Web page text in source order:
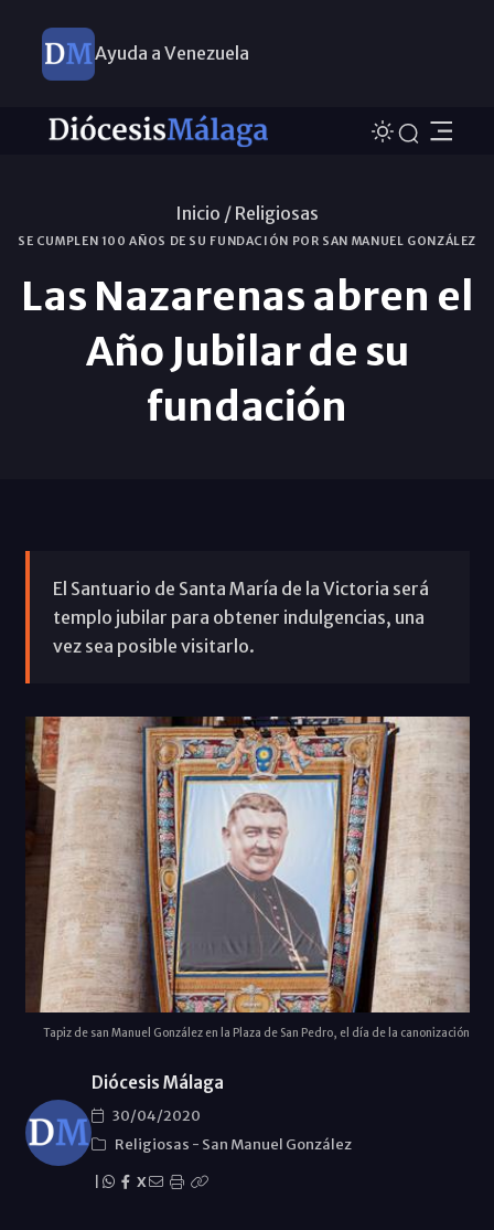
Ayuda a Venezuela
Inicio / Religiosas
SE CUMPLEN 100 AÑOS DE SU FUNDACIÓN POR SAN MANUEL GONZÁLEZ
Las Nazarenas abren el
Año Jubilar de su
fundación
El Santuario de Santa María de la Victoria será
templo jubilar para obtener indulgencias, una
vez sea posible visitarlo.
Tapiz de san Manuel González en la Plaza de San Pedro, el día de la canonización
Diócesis Málaga
30/04/2020
Religiosas - San Manuel González
X